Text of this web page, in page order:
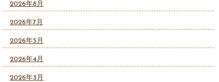
2026年8月
2026年7月
2026年5月
2026年4月
2026年3月